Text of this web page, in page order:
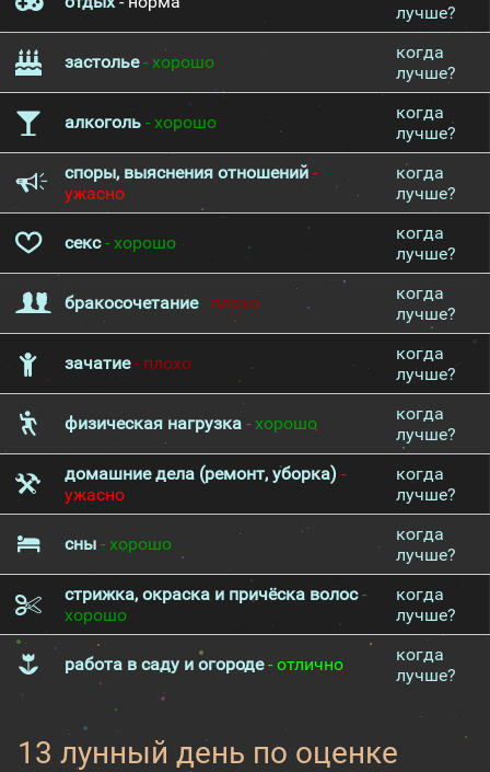
лучше?
застолье- хорошо
когда
лучше?
алкоголь - хорошо
когда
лучше?
споры, выяснения отношений -
ужасно
когда
лучше?
секс- хорошо
когда
лучше?
бракосочетание- плохо
когда
лучше?
зачатие- плохо
когда
лучше?
физическая нагрузка - хорошо
когда
лучше?
домашние дела (ремонт, уборка) -
ужасно
когда
лучше?
сны - хорошо
когда
лучше?
стрижка, окраска и причёска волос-
хорошо
когда
лучше?
работа в саду и огороде- отлично
когда
лучше?
13 лунный день по оценке